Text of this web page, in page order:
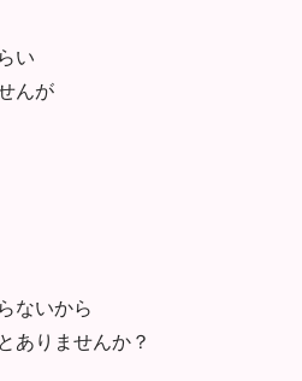
い
んが
ないから
ありませんか？